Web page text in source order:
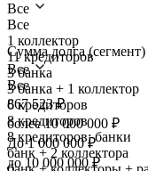
Все
Все
1 коллектор
11 кредиторов
3 банка
3 банка + 1 коллектор
6 кредиторов
8 кредиторов
8 кредиторов: банки
банк + 2 коллектора
Сумма долга (сегмент)
Все
Все
867 523 ₽
более 10 000 000 ₽
До 1 000 000 ₽
до 10 000 000 ₽